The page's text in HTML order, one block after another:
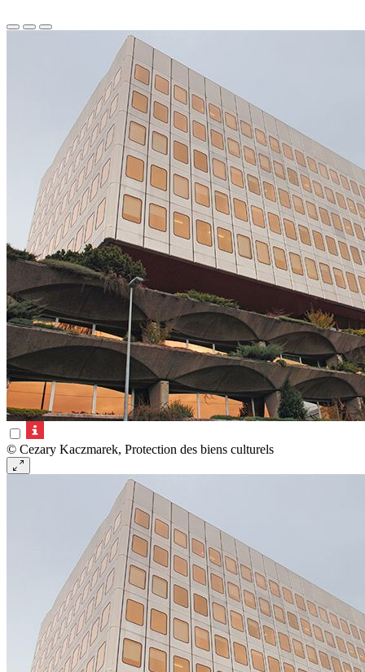
© Cezary Kaczmarek, Protection des biens culturels